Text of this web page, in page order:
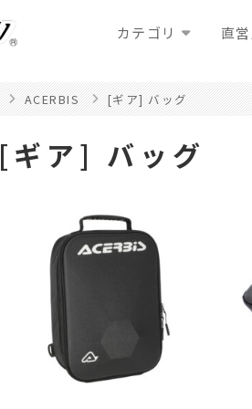
カテゴリ 直
ACERBIS [ギア] バッグ
[ギア] バッグ